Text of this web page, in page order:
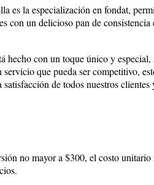
es la especialización en fondat,
con un delicioso pan de consistencia
hecho con un toque único y
que pueda ser competitivo,
de todos nuestros clientes
no mayor a $300, el costo